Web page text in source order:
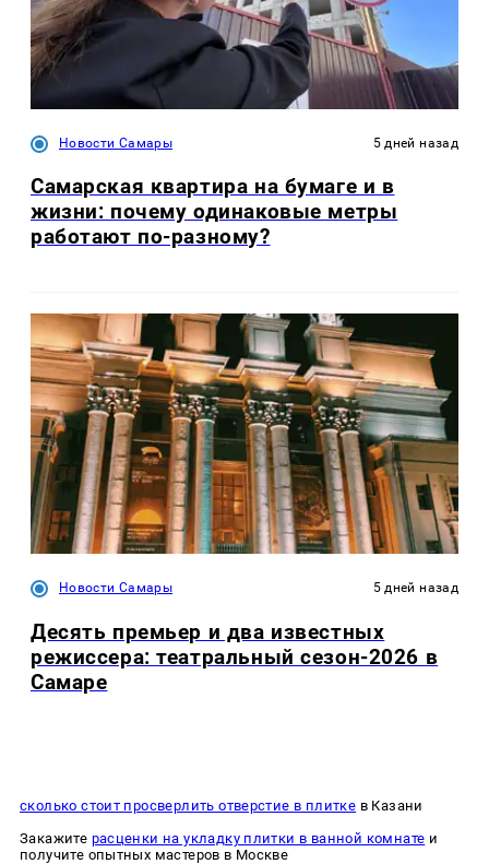
Новости Самары 5 дней назад
Самарская квартира на бумаге и в
жизни: почему одинаковые метры
работают по-разному?
Новости Самары 5 дней назад
Десять премьер и два известных
режиссера: театральный сезон-2026 в
Самаре
сколько стоит просверлить отверстие в плитке в Казани
Закажите расценки на укладку плитки в ванной комнате и
получите опытных мастеров в Москве